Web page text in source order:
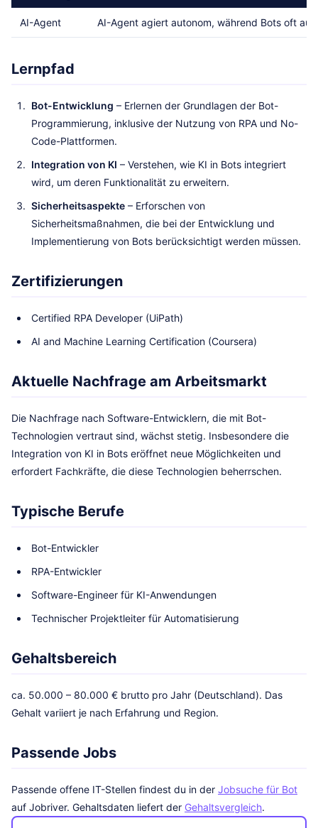
AI-Agent AI-Agent agiert autonom, während Bots oft
Lernpfad
Bot-Entwicklung – Erlernen der Grundlagen der Bot-
Programmierung, inklusive der Nutzung von RPA und No-
Code-Plattformen.
Integration von KI – Verstehen, wie KI in Bots integriert
wird, um deren Funktionalität zu erweitern.
Sicherheitsaspekte – Erforschen von
Sicherheitsmaßnahmen, die bei der Entwicklung und
Implementierung von Bots berücksichtigt werden müssen.
Zertifizierungen
Certified RPA Developer (UiPath)
AI and Machine Learning Certification (Coursera)
Aktuelle Nachfrage am Arbeitsmarkt
Die Nachfrage nach Software-Entwicklern, die mit Bot-
Technologien vertraut sind, wächst stetig. Insbesondere die
Integration von KI in Bots eröffnet neue Möglichkeiten und
erfordert Fachkräfte, die diese Technologien beherrschen.
Typische Berufe
Bot-Entwickler
RPA-Entwickler
Software-Engineer für KI-Anwendungen
Technischer Projektleiter für Automatisierung
Gehaltsbereich
ca. 50.000 – 80.000 € brutto pro Jahr (Deutschland). Das
Gehalt variiert je nach Erfahrung und Region.
Passende Jobs
Passende offene IT-Stellen findest du in der Jobsuche für Bot
auf Jobriver. Gehaltsdaten liefert der Gehaltsvergleich.